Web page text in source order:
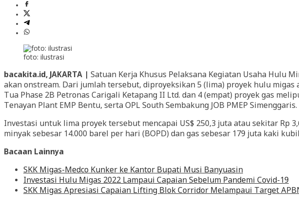
foto: ilustrasi
bacakita.id, JAKARTA | Satuan Kerja Khusus Pelaksana Kegiatan Usaha Hulu
akan onstream. Dari jumlah tersebut, diproyeksikan 5 (lima) proyek hulu
Tua Phase 2B Petronas Carigali Ketapang II Ltd. dan 4 (empat) proyek gas
Tenayan Plant EMP Bentu, serta OPL South Sembakung JOB PMEP Simenggaris.
Investasi untuk lima proyek tersebut mencapai US$ 250,3 juta atau sekitar Rp
minyak sebesar 14.000 barel per hari (BOPD) dan gas sebesar 179 juta kaki
Bacaan Lainnya
SKK Migas-Medco Kunker ke Kantor Bupati Musi Banyuasin
Investasi Hulu Migas 2022 Lampaui Capaian Sebelum Pandemi Covid-19
SKK Migas Apresiasi Capaian Lifting Blok Corridor Melampaui Target